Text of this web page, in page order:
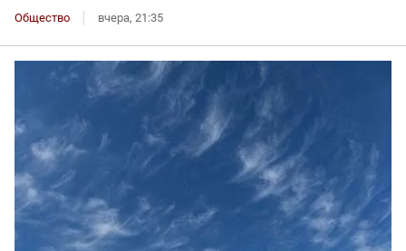
Общество вчера, 21:35